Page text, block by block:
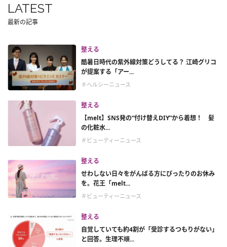
LATEST
最新の記事
整える
酷暑日時代の紫外線対策どうしてる？ 江崎グリコ
が提案する「アー...
＃ヘルシーニュース
整える
【melt】SNS発の“付け替えDIY”から着想！ 髪
の化粧水...
＃ビューティーニュース
整える
せわしない日々をがんばる方にぴったりのお休み
を。花王「melt...
＃ビューティーニュース
整える
自覚していても約4割が「受診するつもりがない」
と回答。生理不順...